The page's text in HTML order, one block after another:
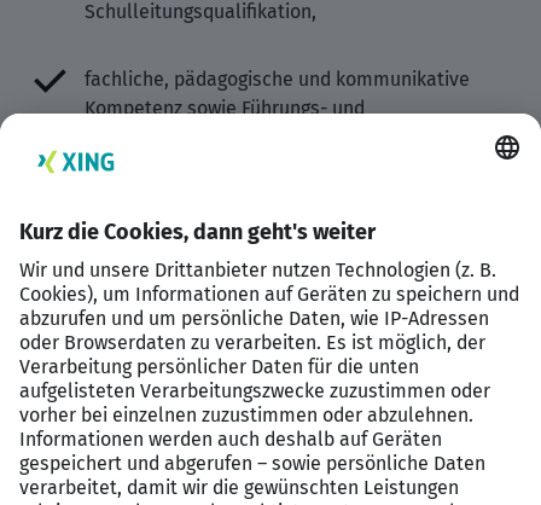
Schulleitungsqualifikation,
fachliche, pädagogische und kommunikative
Kompetenz sowie Führungs- und
die Bereitschaft, auch wirtschaftliche
Verantwortung zu übernehmen,
ein aktives Leben als Christ und die
Mitgliedschaft in einer Kirche der ACK e.V.,
die Bereitschaft, sich im Rahmen der Leitlinien
und Ziele des Trägers auch persönlich